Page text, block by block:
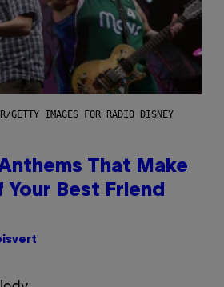
GETTY IMAGES FOR RADIO DISNEY
That Make
Your Best Friend